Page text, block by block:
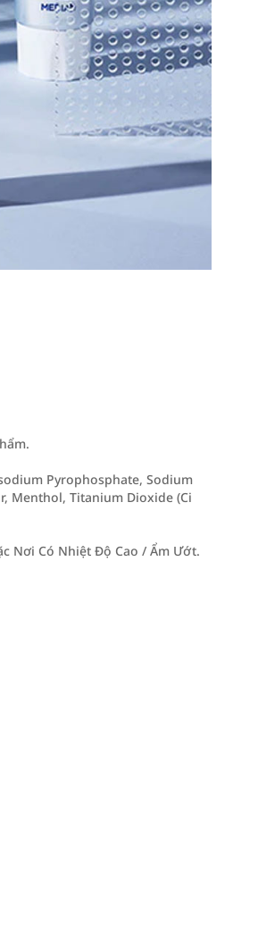
Pyrophosphate, Sodium
Menthol, Titanium Dioxide (Ci
Nơi Có Nhiệt Độ Cao / Ẩm Ướt.